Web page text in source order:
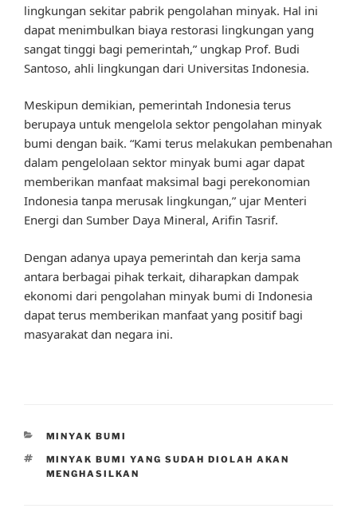
lingkungan sekitar pabrik pengolahan minyak. Hal ini
dapat menimbulkan biaya restorasi lingkungan yang
sangat tinggi bagi pemerintah,” ungkap Prof. Budi
Santoso, ahli lingkungan dari Universitas Indonesia.
Meskipun demikian, pemerintah Indonesia terus
berupaya untuk mengelola sektor pengolahan minyak
bumi dengan baik. “Kami terus melakukan pembenahan
dalam pengelolaan sektor minyak bumi agar dapat
memberikan manfaat maksimal bagi perekonomian
Indonesia tanpa merusak lingkungan,” ujar Menteri
Energi dan Sumber Daya Mineral, Arifin Tasrif.
Dengan adanya upaya pemerintah dan kerja sama
antara berbagai pihak terkait, diharapkan dampak
ekonomi dari pengolahan minyak bumi di Indonesia
dapat terus memberikan manfaat yang positif bagi
masyarakat dan negara ini.
CATEGORIES
MINYAK BUMI
TAGS
MINYAK BUMI YANG SUDAH DIOLAH AKAN
MENGHASILKAN